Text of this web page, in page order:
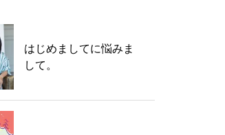
はじめましてに悩みま
して。